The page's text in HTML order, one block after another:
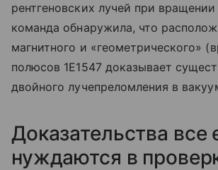
рентгеновских лучей при вращении
команда обнаружила, что
магнитного и «геометрического»
полюсов 1E1547 доказывает
двойного лучепреломления в
Доказательства все
нуждаются в